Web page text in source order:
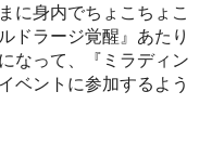
に身内でちょこちょこ
ドラージ覚醒』あたり
なって、『ミラディン
ベントに参加するよう